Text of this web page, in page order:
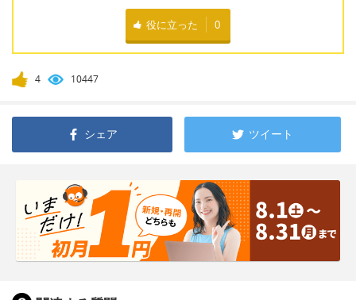
役に立った 0
4 10447
シェア ツイート